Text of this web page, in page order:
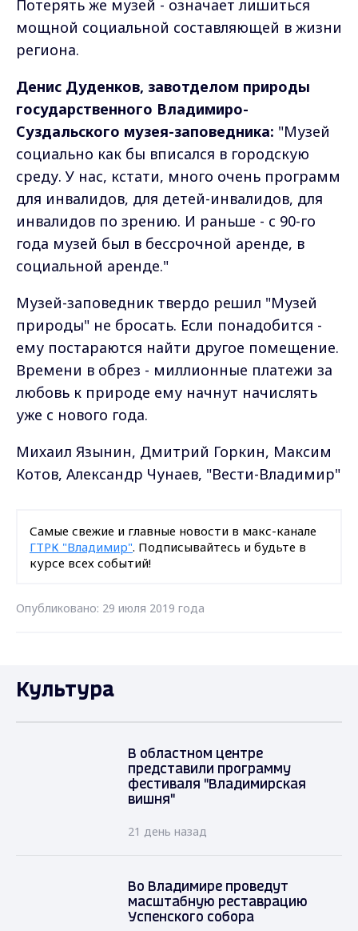
Потерять же музей - означает лишиться
мощной социальной составляющей в жизни
региона.
Денис Дуденков, завотделом природы
государственного Владимиро-
Суздальского музея-заповедника: "Музей
социально как бы вписался в городскую
среду. У нас, кстати, много очень программ
для инвалидов, для детей-инвалидов, для
инвалидов по зрению. И раньше - с 90-го
года музей был в бессрочной аренде, в
социальной аренде."
Музей-заповедник твердо решил "Музей
природы" не бросать. Если понадобится -
ему постараются найти другое помещение.
Времени в обрез - миллионные платежи за
любовь к природе ему начнут начислять
уже с нового года.
Михаил Язынин, Дмитрий Горкин, Максим
Котов, Александр Чунаев, "Вести-Владимир"
Самые свежие и главные новости в макс-канале
ГТРК "Владимир". Подписывайтесь и будьте в
курсе всех событий!
Опубликовано: 29 июля 2019 года
Культура
В областном центре
представили программу
фестиваля "Владимирская
вишня"
21 день назад
Во Владимире проведут
масштабную реставрацию
Успенского собора